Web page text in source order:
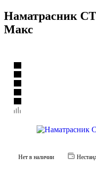
Наматрасник
Макс
Нет в наличии